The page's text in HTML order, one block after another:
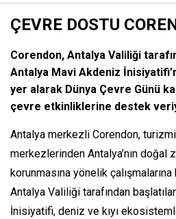
ÇEVRE DOSTU
Corendon, Antalya Valiliği
Antalya Mavi Akdeniz
yer alarak Dünya Çevre Günü
çevre etkinliklerine destek
Antalya merkezli Corendon,
merkezlerinden Antalya’nın doğal
korunmasına yönelik
Antalya Valiliği tarafından
İnisiyatifi, deniz ve kıyı